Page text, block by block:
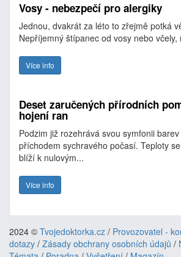
Vosy - nebezpečí pro alergiky
Jednou, dvakrát za léto to zřejmě potká
Nepříjemný štípanec od vosy nebo včely,
Více info
Deset zaručených přírodních
hojení ran
Podzim již rozehrává svou symfonii
příchodem sychravého počasí. Teploty
blíží k nulovým...
Více info
2024 © Tvojedoktorka.cz / Provozovatel -
dotazy / Zásady obchrany osobních údajů /